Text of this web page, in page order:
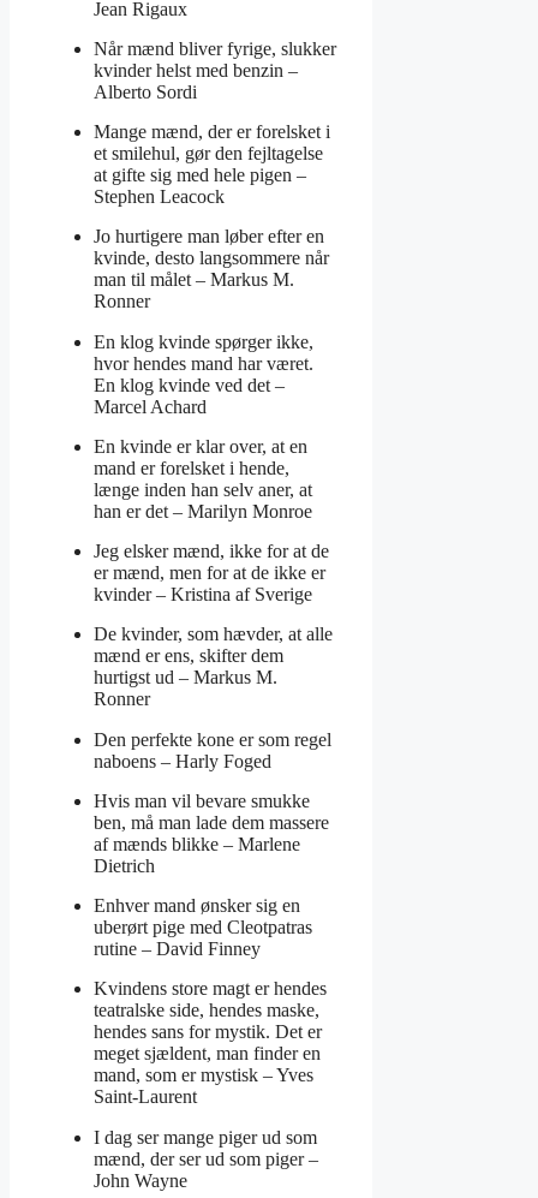
Jean Rigaux
Når mænd bliver fyrige, slukker
kvinder helst med benzin –
Alberto Sordi
Mange mænd, der er forelsket i
et smilehul, gør den fejltagelse
at gifte sig med hele pigen –
Stephen Leacock
Jo hurtigere man løber efter en
kvinde, desto langsommere når
man til målet – Markus M.
Ronner
En klog kvinde spørger ikke,
hvor hendes mand har været.
En klog kvinde ved det –
Marcel Achard
En kvinde er klar over, at en
mand er forelsket i hende,
længe inden han selv aner, at
han er det – Marilyn Monroe
Jeg elsker mænd, ikke for at de
er mænd, men for at de ikke er
kvinder – Kristina af Sverige
De kvinder, som hævder, at alle
mænd er ens, skifter dem
hurtigst ud – Markus M.
Ronner
Den perfekte kone er som regel
naboens – Harly Foged
Hvis man vil bevare smukke
ben, må man lade dem massere
af mænds blikke – Marlene
Dietrich
Enhver mand ønsker sig en
uberørt pige med Cleotpatras
rutine – David Finney
Kvindens store magt er hendes
teatralske side, hendes maske,
hendes sans for mystik. Det er
meget sjældent, man finder en
mand, som er mystisk –Yves
Saint-Laurent
I dag ser mange piger ud som
mænd, der ser ud som piger –
John Wayne